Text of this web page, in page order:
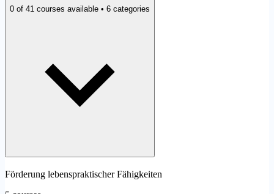
0 of 41 courses available • 6 categories
Förderung lebenspraktischer Fähigkeiten